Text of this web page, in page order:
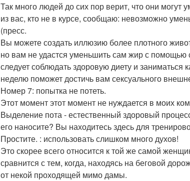
Так много людей до сих пор верит, что они
из вас, кто не в курсе, сообщаю: невозможно
(пресс.
Вы можете создать иллюзию более плотного
но вам не удастся уменьшить сам жир с
следует соблюдать здоровую диету и
неделю поможет достичь вам сексуального
Номер 7: попытка не потеть.
Этот момент этот момент не нуждается в моих
Выделение пота - естественный здоровый
его наносите? Вы находитесь здесь для
Простите. : использовать слишком много духов!
Это скорее всего относится к той же самой
сравнится с тем, когда, находясь на беговой
от некой проходящей мимо дамы.